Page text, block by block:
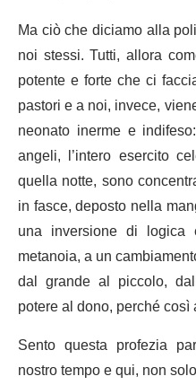
Ma ciò che diciamo alla
noi stessi. Tutti, allora
potente e forte che ci
pastori e a noi, invece,
neonato inerme e
angeli, l’intero esercito
quella notte, sono
in fasce, deposto nella
una inversione di
metanoia, a un
dal grande al piccolo,
potere al dono, perché
Sento questa profezia
nostro tempo e qui, non